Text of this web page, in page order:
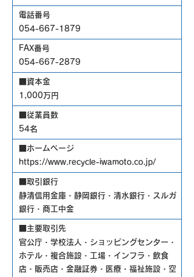
電話番号
054-667-1879
FAX番号
054-667-2879
■資本金
1,000万円
■従業員数
54名
■ホームページ
https://www.recycle-iwamoto.co.jp/
■取引銀行
静清信用金庫・静岡銀行・清水銀行・スルガ
銀行・商工中金
■主要取引先
官公庁・学校法人・ショッピングセンター・
ホテル・複合施設・工場・インフラ・飲食
店・販売店・金融証券・医療・福祉施設・空